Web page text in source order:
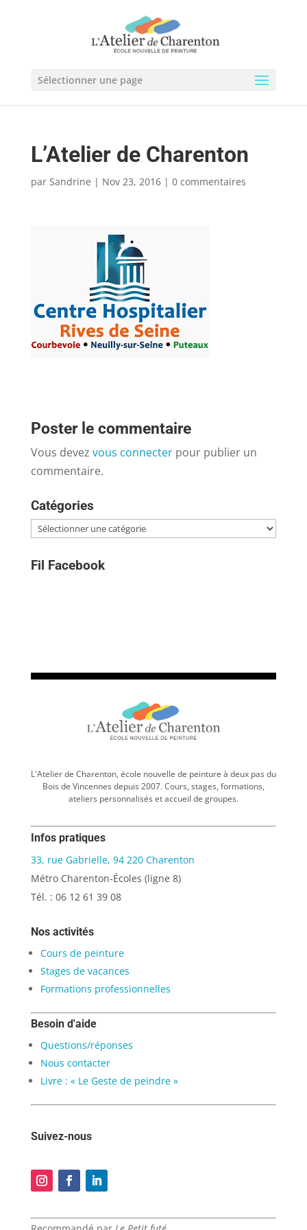
Sélectionner une page
L’Atelier de Charenton
par Sandrine | Nov 23, 2016| 0 commentaires
Poster le commentaire
Vous devez vous connecterpour publier un
commentaire.
Catégories
Catégories
Fil Facebook
L'Atelier de Charenton, école nouvelle de peinture à deux pas du
Bois de Vincennes depuis 2007. Cours, stages, formations,
ateliers personnalisés et accueil de groupes.
Infos pratiques
33, rue Gabrielle, 94 220 Charenton
Métro Charenton-Écoles (ligne 8)
Tél. : 06 12 61 39 08
Nos activités
Cours de peinture
Stages de vacances
Formations professionnelles
Besoin d'aide
Questions/réponses
Nous contacter
Livre : « Le Geste de peindre »
Suivez-nous